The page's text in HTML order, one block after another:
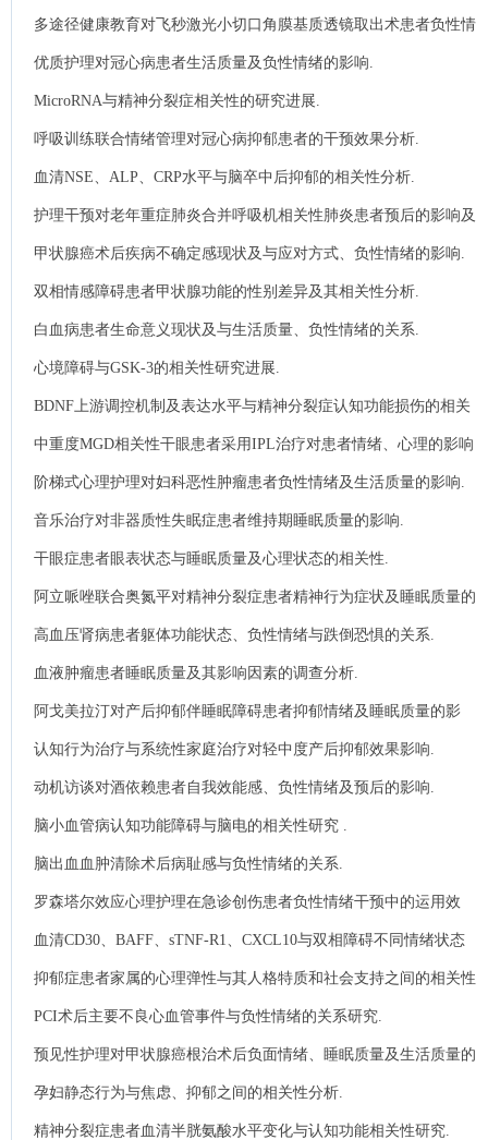
多途径健康教育对飞秒激光小切口角膜基质透镜取出术患者负性情
绪的影响.
优质护理对冠心病患者生活质量及负性情绪的影响.
MicroRNA与精神分裂症相关性的研究进展.
呼吸训练联合情绪管理对冠心病抑郁患者的干预效果分析.
血清NSE、ALP、CRP水平与脑卒中后抑郁的相关性分析.
护理干预对老年重症肺炎合并呼吸机相关性肺炎患者预后的影响及
抑郁、焦虑评分影响.
甲状腺癌术后疾病不确定感现状及与应对方式、负性情绪的影响.
双相情感障碍患者甲状腺功能的性别差异及其相关性分析.
白血病患者生命意义现状及与生活质量、负性情绪的关系.
心境障碍与GSK-3的相关性研究进展.
BDNF上游调控机制及表达水平与精神分裂症认知功能损伤的相关
性.
中重度MGD相关性干眼患者采用IPL治疗对患者情绪、心理的影响
分析.
阶梯式心理护理对妇科恶性肿瘤患者负性情绪及生活质量的影响.
音乐治疗对非器质性失眠症患者维持期睡眠质量的影响.
干眼症患者眼表状态与睡眠质量及心理状态的相关性.
阿立哌唑联合奥氮平对精神分裂症患者精神行为症状及睡眠质量的
影响.
高血压肾病患者躯体功能状态、负性情绪与跌倒恐惧的关系.
血液肿瘤患者睡眠质量及其影响因素的调查分析.
阿戈美拉汀对产后抑郁伴睡眠障碍患者抑郁情绪及睡眠质量的影
响.
认知行为治疗与系统性家庭治疗对轻中度产后抑郁效果影响.
动机访谈对酒依赖患者自我效能感、负性情绪及预后的影响.
脑小血管病认知功能障碍与脑电的相关性研究 .
脑出血血肿清除术后病耻感与负性情绪的关系.
罗森塔尔效应心理护理在急诊创伤患者负性情绪干预中的运用效
果.
血清CD30、BAFF、sTNF-R1、CXCL10与双相障碍不同情绪状态
的相关性.
抑郁症患者家属的心理弹性与其人格特质和社会支持之间的相关性
研究.
PCI术后主要不良心血管事件与负性情绪的关系研究.
预见性护理对甲状腺癌根治术后负面情绪、睡眠质量及生活质量的
影响.
孕妇静态行为与焦虑、抑郁之间的相关性分析.
精神分裂症患者血清半胱氨酸水平变化与认知功能相关性研究.